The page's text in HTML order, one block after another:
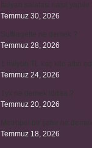
İtalyan salatasi nasıl yapılır ?
Temmuz 30, 2026
Temmuz 28, 2026
Temmuz 24, 2026
Temmuz 20, 2026
Temmuz 18, 2026